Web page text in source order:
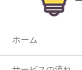
ホーム